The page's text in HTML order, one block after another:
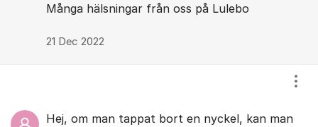
Många hälsningar från oss på Lulebo
21 Dec 2022
Hej, om man tappat bort en nyckel, kan man